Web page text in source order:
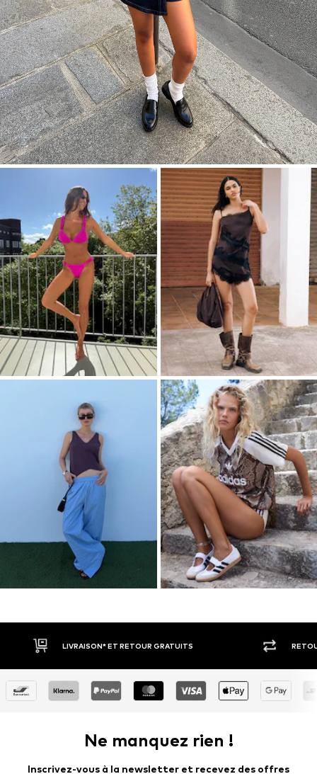
RETOUR SOUS 30 JOURS
Ne manquez rien !
Inscrivez-vous à la newsletter et recevez des offres